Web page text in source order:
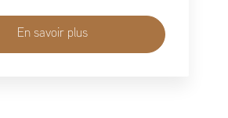
En savoir plus